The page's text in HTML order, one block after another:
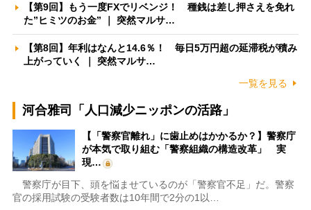
【第9回】もう一度FXでリベンジ！ 種銭は差し押さえを免れ
た”ヒミツのお金” ｜ 突然マルサ…
【第8回】年利はなんと14.6％！ 毎日5万円超の延滞税が積み
上がっていく ｜ 突然マルサ…
一覧を見る
河合雅司「人口減少ニッポンの活路」
【「警察官離れ」に歯止めはかかるか？】警察庁
が本気で取り組む「警察組織の構造改革」 実
現…
警察庁が目下、頭を悩ませているのが「警察官不足」だ。警察
官の採用試験の受験者数は10年間で2分の1以…